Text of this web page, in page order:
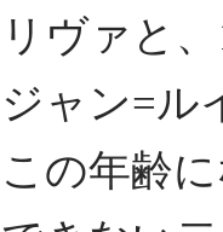
リヴァと
ジャン=ル
この年齢